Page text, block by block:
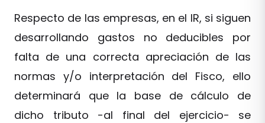
Respecto de las empresas, en el IR, si siguen
desarrollando gastos no deducibles por
falta de una correcta apreciación de las
normas y/o interpretación del Fisco, ello
determinará que la base de cálculo de
dicho tributo -al final del ejercicio- se